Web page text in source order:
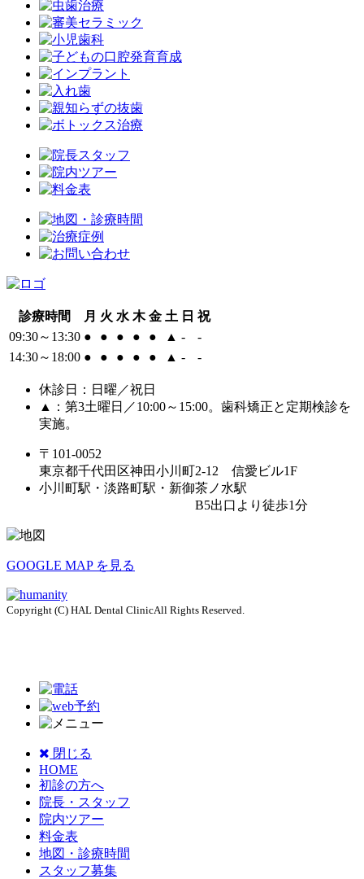
診療時間 月 火 水 木 金 土 日 祝
09:30～13:30 ● ● ● ● ● ▲ -
-
14:30～18:00 ● ● ● ● ● ▲ - -
休診日：日曜／祝日
▲：第3土曜日／10:00～15:00。歯科矯正と定期検診を
実施。
〒101-0052
東京都千代田区神田小川町2-12 信愛ビル1F
小川町駅・淡路町駅・新御茶ノ水駅
B5出口より徒歩1分
GOOGLE MAP を見る
Copyright (C) HAL Dental ClinicAll Rights Reserved.
閉じる
HOME
初診の方へ
院長・スタッフ
院内ツアー
料金表
地図・診療時間
スタッフ募集